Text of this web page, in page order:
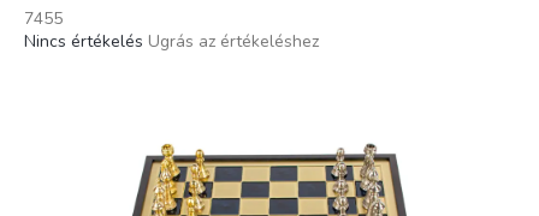
7455
A
Nincs értékelés Ugrás az értékeléshez